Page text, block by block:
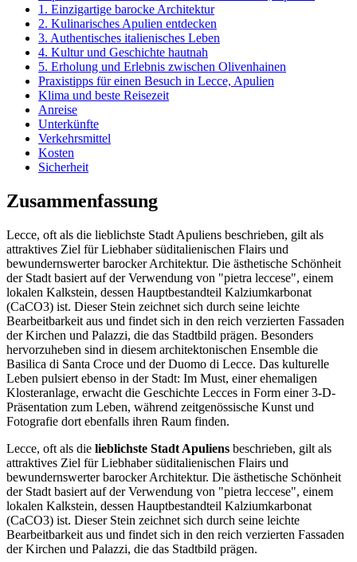
1. Einzigartige barocke Architektur
2. Kulinarisches Apulien entdecken
3. Authentisches italienisches Leben
4. Kultur und Geschichte hautnah
5. Erholung und Erlebnis zwischen Olivenhainen
Praxistipps für einen Besuch in Lecce, Apulien
Klima und beste Reisezeit
Anreise
Unterkünfte
Verkehrsmittel
Kosten
Sicherheit
Zusammenfassung
Lecce, oft als die lieblichste Stadt Apuliens beschrieben, gilt als
attraktives Ziel für Liebhaber süditalienischen Flairs und
bewundernswerter barocker Architektur. Die ästhetische Schönheit
der Stadt basiert auf der Verwendung von "pietra leccese", einem
lokalen Kalkstein, dessen Hauptbestandteil Kalziumkarbonat
(CaCO3) ist. Dieser Stein zeichnet sich durch seine leichte
Bearbeitbarkeit aus und findet sich in den reich verzierten Fassaden
der Kirchen und Palazzi, die das Stadtbild prägen. Besonders
hervorzuheben sind in diesem architektonischen Ensemble die
Basilica di Santa Croce und der Duomo di Lecce. Das kulturelle
Leben pulsiert ebenso in der Stadt: Im Must, einer ehemaligen
Klosteranlage, erwacht die Geschichte Lecces in Form einer 3-D-
Präsentation zum Leben, während zeitgenössische Kunst und
Fotografie dort ebenfalls ihren Raum finden.
Lecce, oft als die lieblichste Stadt Apuliens beschrieben, gilt als
attraktives Ziel für Liebhaber süditalienischen Flairs und
bewundernswerter barocker Architektur. Die ästhetische Schönheit
der Stadt basiert auf der Verwendung von "pietra leccese", einem
lokalen Kalkstein, dessen Hauptbestandteil Kalziumkarbonat
(CaCO3) ist. Dieser Stein zeichnet sich durch seine leichte
Bearbeitbarkeit aus und findet sich in den reich verzierten Fassaden
der Kirchen und Palazzi, die das Stadtbild prägen.